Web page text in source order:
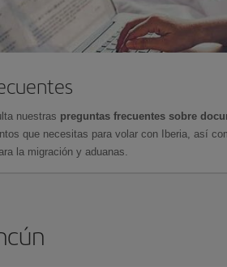
nuestras preguntas frecuentes sobre
que necesitas para volar con Iberia, así
la migración y aduanas.